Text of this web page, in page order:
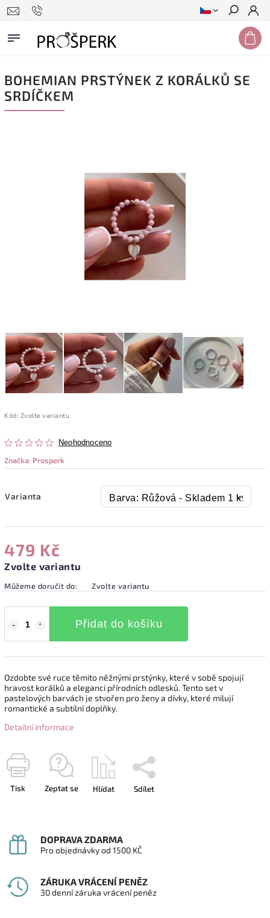
Hledat
BOHEMIAN PRSTÝNEK Z KORÁLKŮ SE
SRDÍČKEM
Kód: Zvolte variantu
Neohodnoceno
Značka: Prosperk
Varianta
479 Kč
Zvolte variantu
Můžeme doručit do: Zvolte variantu
Přidat do košíku
Ozdobte své ruce těmito něžnými prstýnky, které v sobě spojují
hravost korálků a eleganci přírodních odlesků. Tento set v
pastelových barvách je stvořen pro ženy a dívky, které milují
romantické a subtilní doplňky.
Detailní informace
Tisk Zeptat se Hlídat Sdílet
DOPRAVA ZDARMA
Pro objednávky od 1500 KČ
ZÁRUKA VRÁCENÍ PENĚZ
30 denní záruka vrácení peněz